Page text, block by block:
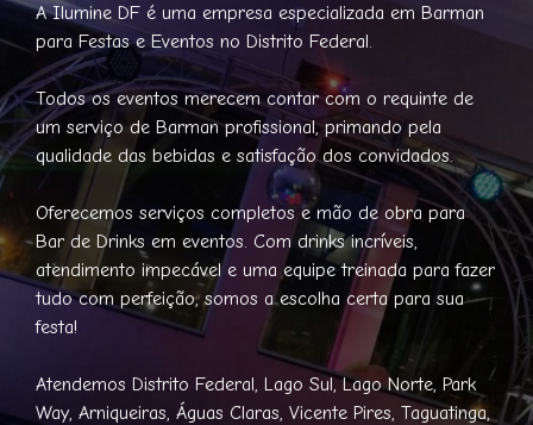
A Ilumine DF é uma empresa especializada em Barman
para Festas e Eventos no Distrito Federal.
Todos os eventos merecem contar com o requinte de
um serviço de Barman profissional, primando pela
qualidade das bebidas e satisfação dos convidados.
Oferecemos serviços completos e mão de obra para
Bar de Drinks em eventos. Com drinks incríveis,
atendimento impecável e uma equipe treinada para fazer
tudo com perfeição, somos a escolha certa para sua
festa!
Atendemos Distrito Federal, Lago Sul, Lago Norte, Park
Way, Arniqueiras, Águas Claras, Vicente Pires, Taguatinga,